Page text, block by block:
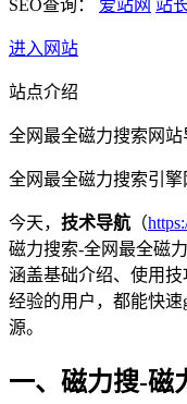
SEO查询： 爱站网 站
进入网站
站点介绍
全网最全磁力搜索网站
全网最全磁力搜索引
今天， 技术导航 （
磁力搜索-全网最全磁
涵盖基础介绍、使用
经验的用户，都能快
源。
一、磁力搜-磁